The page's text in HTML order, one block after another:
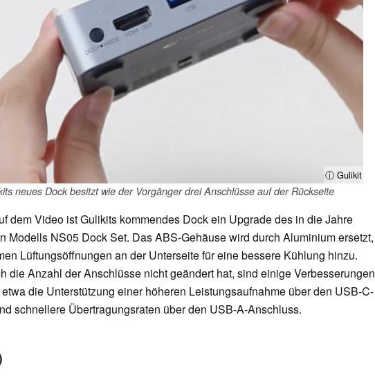
ⓘ Gulikit
neues Dock besitzt wie der Vorgänger drei Anschlüsse auf der Rückseite
dem Video ist Gulikits kommendes Dock ein Upgrade des in die Jahre
Modells NS05 Dock Set. Das ABS-Gehäuse wird durch Aluminium ersetzt,
Lüftungsöffnungen an der Unterseite für eine bessere Kühlung hinzu.
die Anzahl der Anschlüsse nicht geändert hat, sind einige Verbesserungen
die Unterstützung einer höheren Leistungsaufnahme über den USB-C-
schnellere Übertragungsraten über den USB-A-Anschluss.